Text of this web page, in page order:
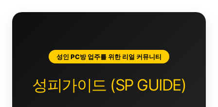
성인 PC방 업주를 위한 리얼 커뮤니티
성피가이드 (SP GUIDE)